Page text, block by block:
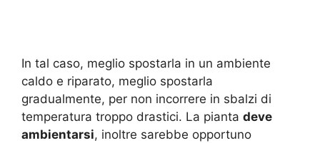
In tal caso, meglio spostarla in un ambiente
caldo e riparato, meglio spostarla
gradualmente, per non incorrere in sbalzi di
temperatura troppo drastici. La pianta deve
ambientarsi, inoltre sarebbe opportuno